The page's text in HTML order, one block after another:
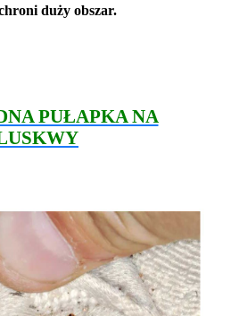
duży obszar.
PUŁAPKA NA